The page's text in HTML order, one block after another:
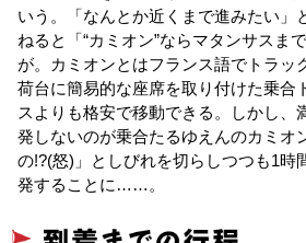
いう。「なんとか近くまで進みたい」
ねると「“カミオン”ならマタンサスま
が。カミオンとはフランス語でトラッ
荷台に簡易的な座席を取り付けた乗合
スよりも格安で移動できる。しかし、
発しないのが乗合たるゆえんのカミオ
の!?(怒)」としびれを切らしつつも1時
発することに……。